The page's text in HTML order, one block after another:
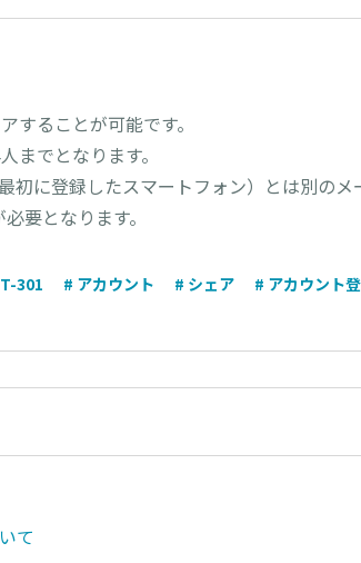
ることが可能です。
でとなります。
に登録したスマートフォン）とは別のメ
要となります。
301 # アカウント # シェア # アカウント
て